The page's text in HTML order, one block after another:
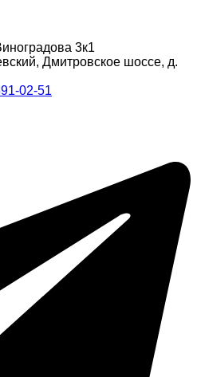
3к1
Дмитровское шоссе, д.
02-51